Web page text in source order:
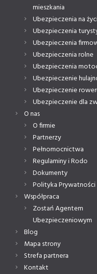
mieszkania
Ubezpieczenia na
Ubezpieczenia
Ubezpieczenia
Ubezpieczenia rolne
Ubezpieczenia
Ubezpieczenie
Ubezpieczenie
Ubezpieczenie dla
O nas
O firmie
Partnerzy
Pełnomocnictwa
Regulaminy i Rodo
Dokumenty
Polityka Prywatności
Współpraca
Zostań Agentem
Ubezpieczeniowym
Blog
Mapa strony
Strefa partnera
Kontakt